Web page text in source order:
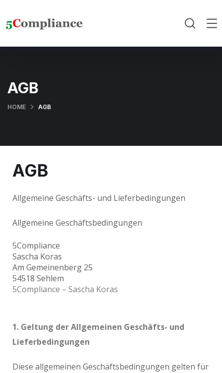
AGB
HOME AGB
AGB
Allgemeine Geschäfts- und Lieferbedingungen
Allgemeine Geschäftsbedingungen
5Compliance
Sascha Koras
Am Gemeinenberg 25
54518 Sehlem
5Compliance – Sascha Koras
1. Geltung der Allgemeinen Geschäfts- und
Lieferbedingungen
Diese allgemeinen Geschäftsbedingungen gelten für